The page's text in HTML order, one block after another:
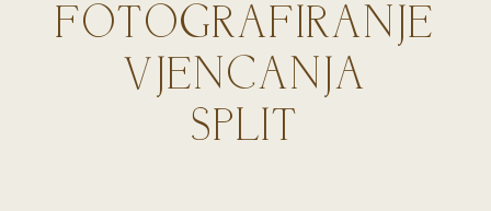
FOTOGRAFIRANJE
VJENCANJA
SPLIT